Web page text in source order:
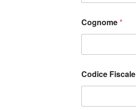
Cognome*
Codice Fiscale